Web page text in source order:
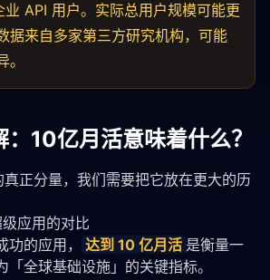
API 用户。实际总用户规模可能更
据来自多家第三方研究机构，可能
10亿月活意味着什么？
正分量，我们需要把它放在更大的历
应用的对比
的应用，
达到 10 亿月活 是衡量一
全球基础设施」的关键指标。